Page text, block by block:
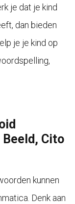
je dat je kind
dan bieden
je je kind op
Cito
kunnen
Denk aan